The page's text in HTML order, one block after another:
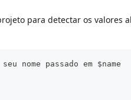
para detectar os valores
nome passado em $name